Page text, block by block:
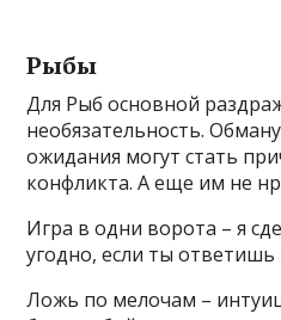
Рыбы
Для Рыб основной
необязательность.
ожидания могут стать
конфликта. А еще им не
Игра в одни ворота – я
угодно, если ты
Ложь по мелочам –